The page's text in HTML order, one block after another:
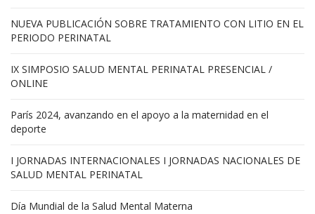
NUEVA PUBLICACIÓN SOBRE TRATAMIENTO CON LITIO EN EL
PERIODO PERINATAL
IX SIMPOSIO SALUD MENTAL PERINATAL PRESENCIAL /
ONLINE
París 2024, avanzando en el apoyo a la maternidad en el
deporte
I JORNADAS INTERNACIONALES I JORNADAS NACIONALES DE
SALUD MENTAL PERINATAL
Día Mundial de la Salud Mental Materna